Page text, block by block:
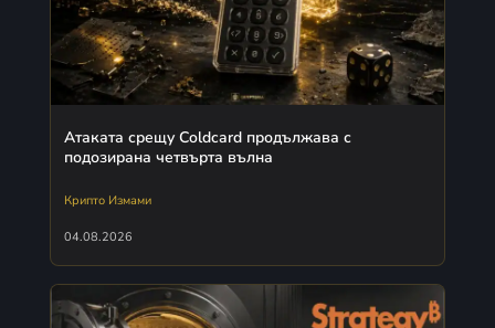
Атаката срещу Coldcard продължава с
подозирана четвърта вълна
Крипто Измами
04.08.2026